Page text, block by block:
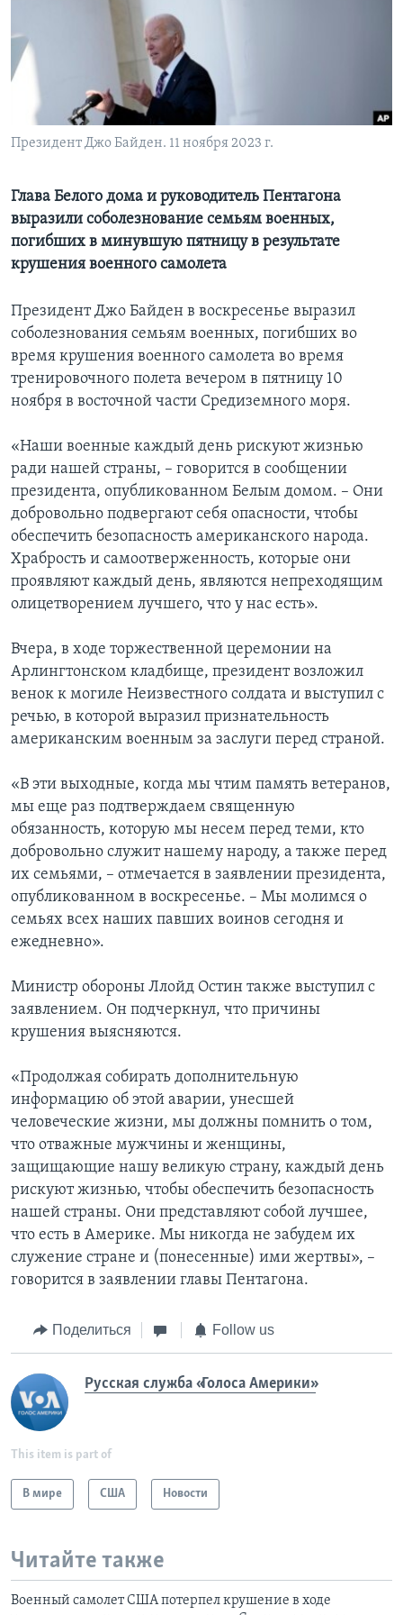
Learning English
СОЦИАЛЬНЫЕ СЕТИ
Президент Джо Байден. 11 ноября 2023 г.
Глава Белого дома и руководитель Пентагона
выразили соболезнование семьям военных,
погибших в минувшую пятницу в результате
крушения военного самолета
Президент Джо Байден в воскресенье выразил
соболезнования семьям военных, погибших во
время крушения военного самолета во время
тренировочного полета вечером в пятницу 10
ноября в восточной части Средиземного моря.
«Наши военные каждый день рискуют жизнью
ради нашей страны, – говорится в сообщении
президента, опубликованном Белым домом. – Они
добровольно подвергают себя опасности, чтобы
обеспечить безопасность американского народа.
Храбрость и самоотверженность, которые они
проявляют каждый день, являются непреходящим
олицетворением лучшего, что у нас есть».
Вчера, в ходе торжественной церемонии на
Арлингтонском кладбище, президент возложил
венок к могиле Неизвестного солдата и выступил с
речью, в которой выразил признательность
американским военным за заслуги перед страной.
«В эти выходные, когда мы чтим память ветеранов,
мы еще раз подтверждаем священную
обязанность, которую мы несем перед теми, кто
добровольно служит нашему народу, а также перед
их семьями, – отмечается в заявлении президента,
опубликованном в воскресенье. – Мы молимся о
семьях всех наших павших воинов сегодня и
ежедневно».
Министр обороны Ллойд Остин также выступил с
заявлением. Он подчеркнул, что причины
крушения выясняются.
«Продолжая собирать дополнительную
информацию об этой аварии, унесшей
человеческие жизни, мы должны помнить о том,
что отважные мужчины и женщины,
защищающие нашу великую страну, каждый день
рискуют жизнью, чтобы обеспечить безопасность
нашей страны. Они представляют собой лучшее,
что есть в Америке. Мы никогда не забудем их
служение стране и (понесенные) ими жертвы», –
говорится в заявлении главы Пентагона.
Поделиться Follow us
Русская служба «Голоса Америки»
This item is part of
В мире США Новости
Читайте также
Военный самолет США потерпел крушение в ходе